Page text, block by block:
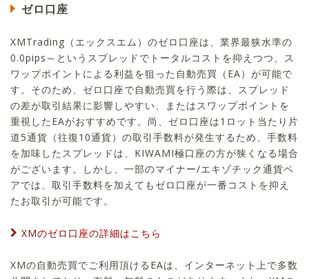
ゼロ口座
XMTrading（エックスエム）のゼロ口座は、業界最狭水準の
0.0pips～というスプレッドでトータルコストを抑えつつ、ス
ワップポイントによる利益を狙った自動売買（EA）が可能で
す。そのため、ゼロ口座で自動売買を行う際は、スプレッド
の差が取引結果に影響しやすい、またはスワップポイントを
重視したEAがおすすめです。尚、ゼロ口座は1ロット当たり片
道5通貨（往復10通貨）の取引手数料が発生するため、手数料
を加味したスプレッドは、KIWAMI極口座の方が狭くなる場合
がございます。しかし、一部のマイナー/エキゾチック通貨ペ
アでは、取引手数料を加えてもゼロ口座が一番コストを抑え
たお取引が可能です。
XMのゼロ口座の詳細はこちら
XMの自動売買でご利用頂けるEAは、インターネット上で多数